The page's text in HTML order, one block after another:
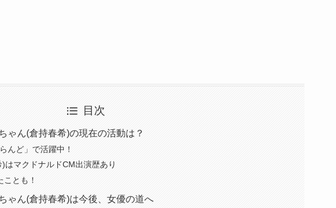
目次
ゃん(倉持春希)の現在の活動は？
んど」で活躍中！
はマクドナルドCM出演歴あり
とも！
ゃん(倉持春希)は今後、女優の道へ